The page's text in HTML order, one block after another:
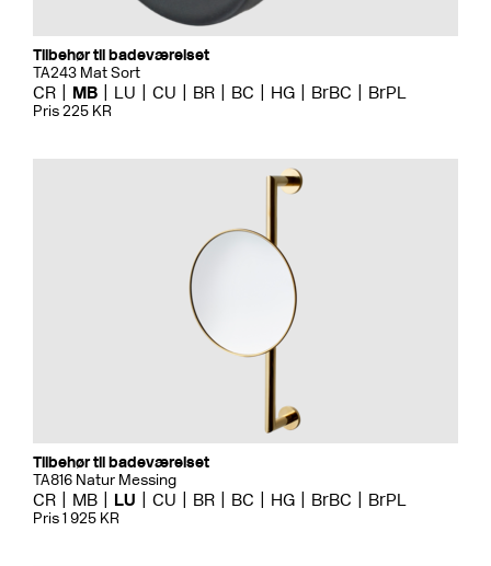
Tilbehør til badeværelset
TA243 Mat Sort
CR MB LU CU BR BC HG BrBC BrPL
Pris 225 KR
Tilbehør til badeværelset
TA816 Natur Messing
CR MB LU CU BR BC HG BrBC BrPL
Pris 1 925 KR